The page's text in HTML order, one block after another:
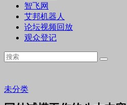
智飞网
艾邦机器人
论坛视频回放
观众登记
未分类